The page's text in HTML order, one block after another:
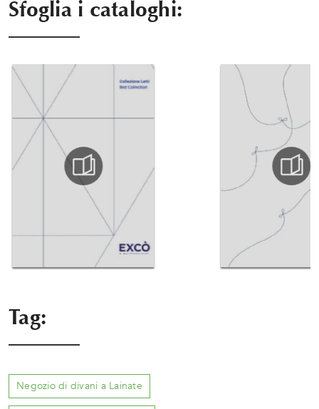
Sfoglia i cataloghi:
Tag:
Negozio di divani a Lainate